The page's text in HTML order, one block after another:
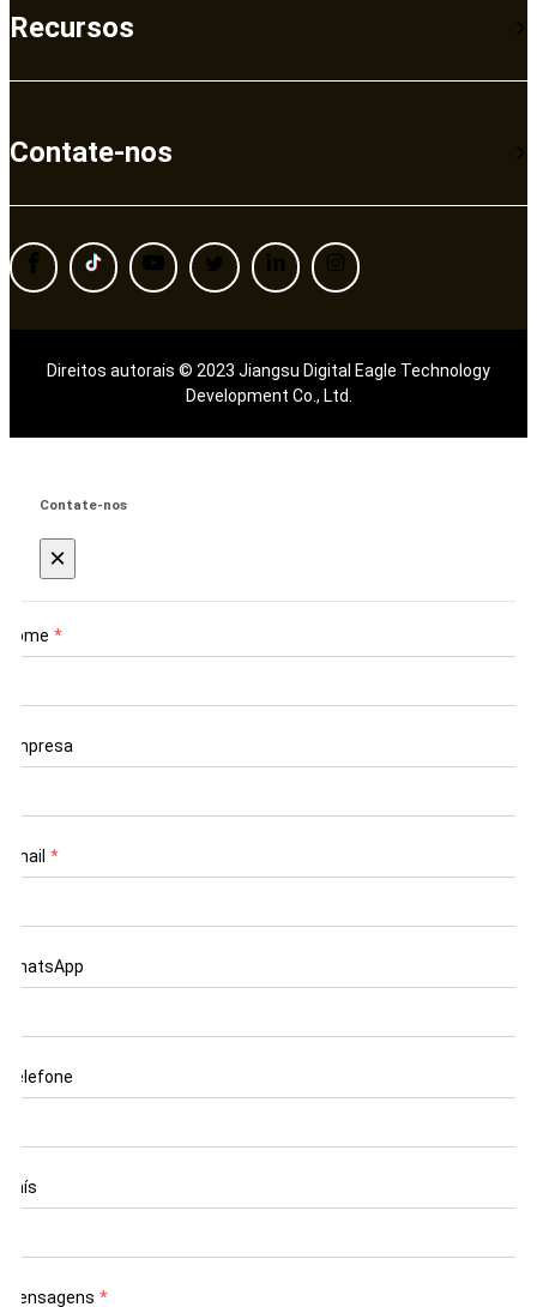
Recursos
Contate-nos
Direitos autorais © 2023 Jiangsu Digital Eagle Technology
Development Co., Ltd.
Contate-nos
×
Nome *
Empresa
Email *
WhatsApp
Telefone
País
Mensagens *